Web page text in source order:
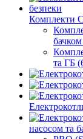
Комплекти
та ГБ
насосом та